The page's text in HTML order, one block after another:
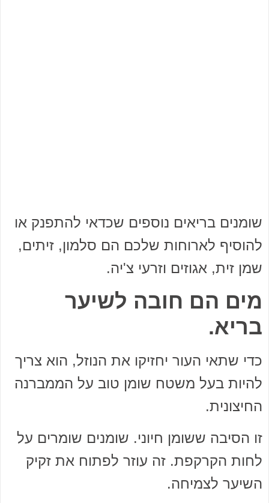
שומנים בריאים נוספים שכדאי להתפנק או
להוסיף לארוחות שלכם הם סלמון, זיתים,
שמן זית, אגוזים וזרעי צ'יה.
מים הם חובה לשיער
בריא.
כדי שתאי העור יחזיקו את הנוזל, הוא צריך
להיות בעל משטח שומן טוב על הממברנה
החיצונית.
זו הסיבה ששומן חיוני. שומנים שומרים על
לחות הקרקפת. זה עוזר לפתוח את זקיק
השיער לצמיחה.